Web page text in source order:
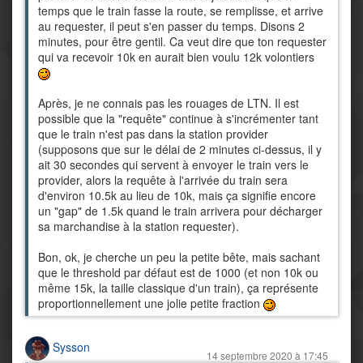
temps que le train fasse la route, se remplisse, et arrive
au requester, il peut s'en passer du temps. Disons 2
minutes, pour être gentil. Ca veut dire que ton requester
qui va recevoir 10k en aurait bien voulu 12k volontiers
Après, je ne connais pas les rouages de LTN. Il est
possible que la "requête" continue à s'incrémenter tant
que le train n'est pas dans la station provider
(supposons que sur le délai de 2 minutes ci-dessus, il y
ait 30 secondes qui servent à envoyer le train vers le
provider, alors la requête à l'arrivée du train sera
d'environ 10.5k au lieu de 10k, mais ça signifie encore
un "gap" de 1.5k quand le train arrivera pour décharger
sa marchandise à la station requester).
Bon, ok, je cherche un peu la petite bête, mais sachant
que le threshold par défaut est de 1000 (et non 10k ou
même 15k, la taille classique d'un train), ça représente
proportionnellement une jolie petite fraction
Sysson
14 septembre 2020 à 17:45